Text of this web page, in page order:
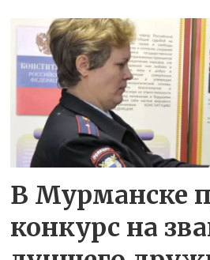
В Мурманске
конкурс на